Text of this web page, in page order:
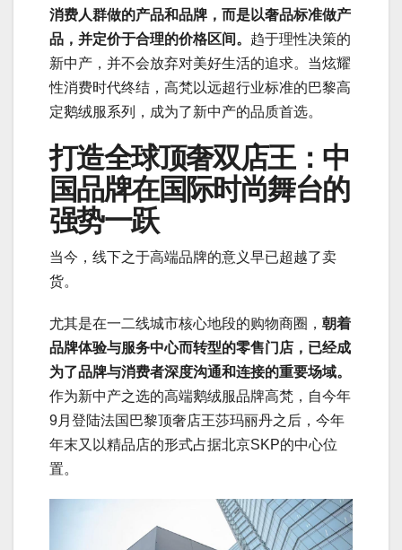
消费人群做的产品和品牌，而是以奢品标准做产
品，并定价于合理的价格区间。 趋于理性决策的
新中产，并不会放弃对美好生活的追求。当炫耀
性消费时代终结，高梵以远超行业标准的巴黎高
定鹅绒服系列，成为了新中产的品质首选。
打造全球顶奢双店王：中
国品牌在国际时尚舞台的
强势一跃
当今，线下之于高端品牌的意义早已超越了卖
货。
尤其是在一二线城市核心地段的购物商圈， 朝着
品牌体验与服务中心而转型的零售门店，已经成
为了品牌与消费者深度沟通和连接的重要场域。
作为新中产之选的高端鹅绒服品牌高梵，自今年
9月登陆法国巴黎顶奢店王莎玛丽丹之后，今年
年末又以精品店的形式占据北京SKP的中心位
置。